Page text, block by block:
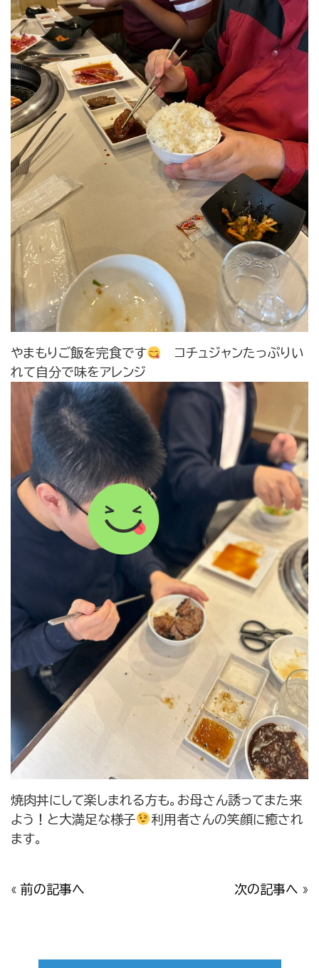
やまもりご飯を完食です
コチュジャンたっぷりい
れて自分で味をアレンジ
焼肉丼にして楽しまれる方も。お母さん誘ってまた来
よう！と大満足な様子
利用者さんの笑顔に癒され
ます。
« 前の記事へ 次の記事へ »